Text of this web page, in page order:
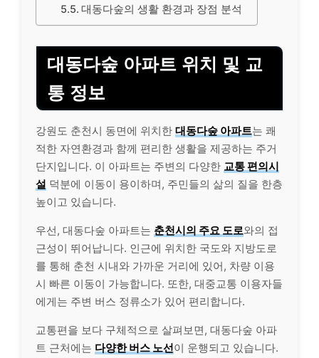
대동다숲의 생활 환경과 장점 분석
대동다숲 아파트 위치 및 교
통 정보
강원도 춘천시 동면에 위치한 대동다숲 아파트는 쾌
적한 자연환경과 함께 편리한 생활을 제공하는 주거
단지입니다. 이 아파트는 주변의 다양한 교통 편의시
설 덕분에 이동이 용이하며, 주민들의 삶의 질을 한층
높이고 있습니다.
우선, 대동다숲 아파트는 춘천시의 주요 도로와의 접
근성이 뛰어납니다. 인근에 위치한 국도와 지방도로
를 통해 춘천 시내와 가까운 거리에 있어, 차량 이용
시 빠른 이동이 가능합니다. 또한, 대중교통 이용자들
에게는 주변 버스 정류소가 있어 편리합니다.
교통편을 보다 구체적으로 살펴보면, 대동다숲 아파
트 근처에는 다양한 버스 노선이 운행되고 있습니다.